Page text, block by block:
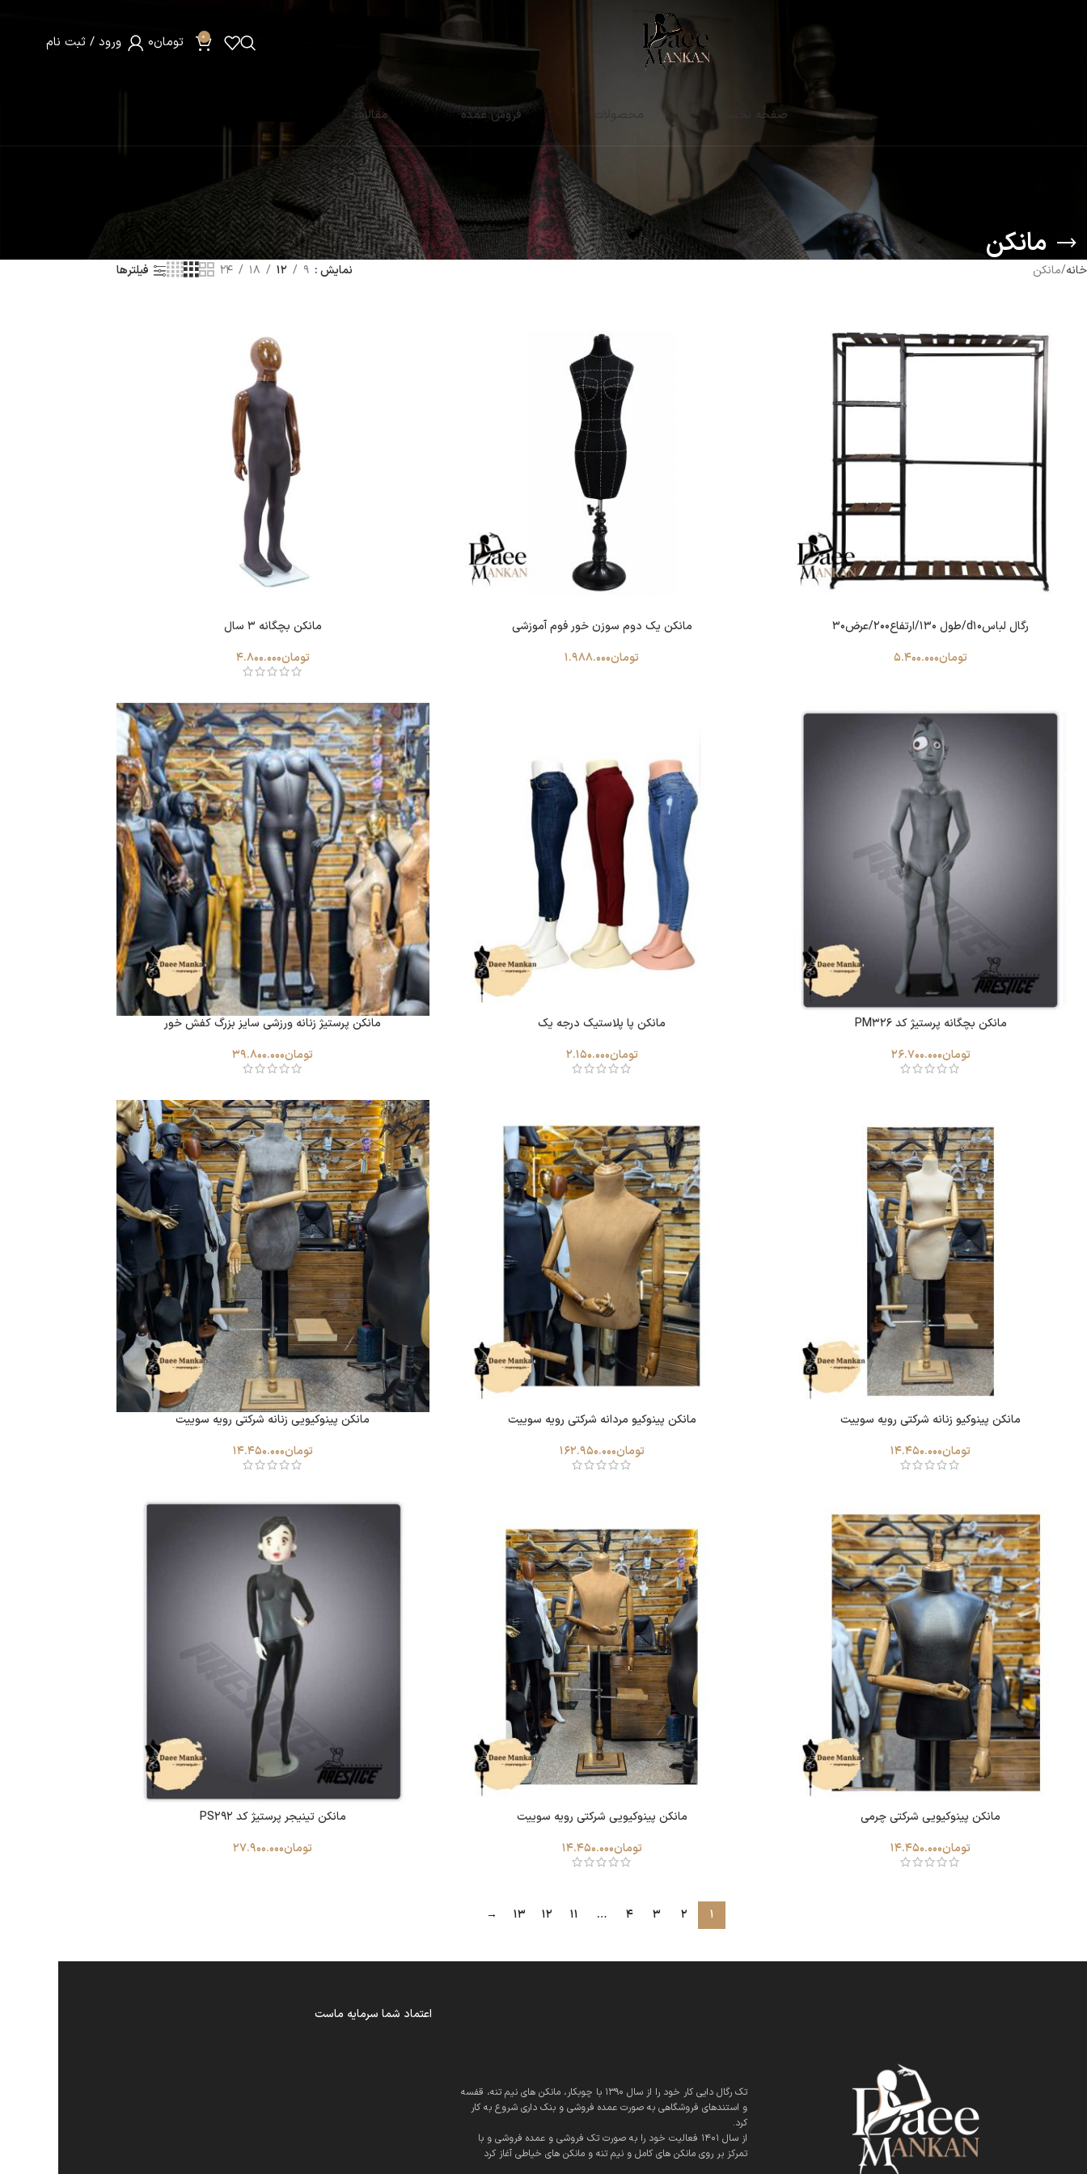
0 تومان0 ورود / ثبت نام
صفحه نخست محصولات فروش عمده مقالات
مانکن
خانه مانکن نمایش 9
12
18
24 فیلترها
رگال لباسd10/طول 130/ارتفاع200/عرض30
تومان5.400.000
مانکن یک دوم سوزن خور فوم آموزشی
تومان1.988.000
مانکن بچگانه 3 سال
تومان4.800.000
مانکن بچگانه پرستیژ کد PM326
تومان26.700.000
مانکن پا پلاستیک درجه یک
تومان2.150.000
مانکن پرستیژ زنانه ورزشی سایز بزرگ کفش خور
تومان39.800.000
مانکن پینوکیو زنانه شرکتی رویه سوییت
تومان14.450.000
مانکن پینوکیو مردانه شرکتی رویه سوییت
تومان162.950.000
مانکن پینوکیویی زنانه شرکتی رویه سوییت
تومان14.450.000
مانکن پینوکیویی شرکتی چرمی
تومان14.450.000
مانکن پینوکیویی شرکتی رویه سوییت
تومان14.450.000
مانکن تینیجر پرستیژ کد PS292
تومان27.900.000
1
2
3
4
…
11
12
13
→
تک رگال دایی کار خود را از سال 1390 با چوبکار، مانکن های نیم تنه، قفسه
و استندهای فروشگاهی به صورت عمده فروشی و بنک داری شروع به کار
کرد.
از سال 1401 فعالیت خود را به صورت تک فروشی و عمده فروشی و با
تمرکز بر روی مانکن های کامل و نیم تنه و مانکن های خیاطی آغاز کرد
اعتماد شما سرمایه ماست